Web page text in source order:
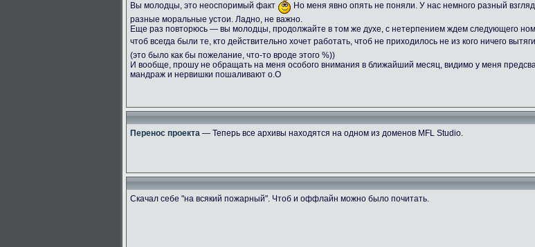
Вы молодцы, это неоспоримый факт
Но меня явно опять не поняли. У нас немного разный
разные моральные устои. Ладно, не важно.
Еще раз повторюсь — вы молодцы, продолжайте в том же духе, с нетерпением ждем следующего
чтоб всегда были те, кто действительно хочет работать, чтоб не приходилось не из кого ничего
(это было как бы пожелание, что-то вроде этого %))
И вообще, прошу не обращать на меня особого внимания в ближайший месяц, видимо у меня
мандраж и нервишки пошаливают о.О
Перенос проекта — Теперь все архивы находятся на одном из доменов MFL Studio.
Скачал себе "на всякий пожарный". Чтоб и оффлайн можно было почитать.